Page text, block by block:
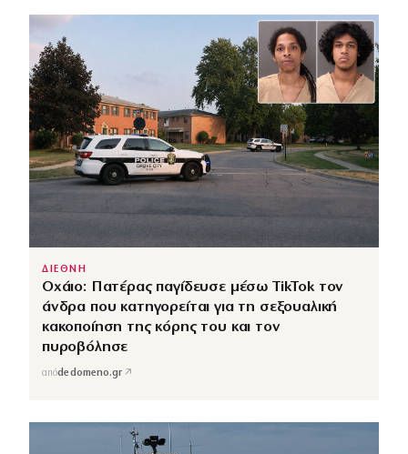
ΔΙΕΘΝΗ
Οχάιο: Πατέρας παγίδευσε μέσω TikTok τον
άνδρα που κατηγορείται για τη σεξουαλική
κακοποίηση της κόρης του και τον
πυροβόλησε
απόdedomeno.gr ↗